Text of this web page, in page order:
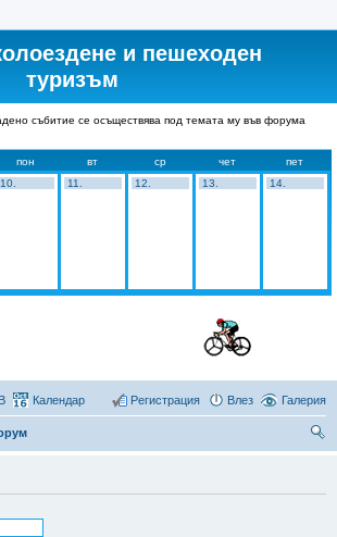
и пешеходен
туризъм
събитие се осъществява под темата му във форума
пон вт ср чет
пет
10. 11. 12. 13. 14.
Галерия
Календар Влез
Регистрация